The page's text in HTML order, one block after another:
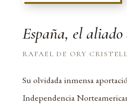
España, el aliado
RAFAEL DE ORY
Su olvidada inmensa
Independencia